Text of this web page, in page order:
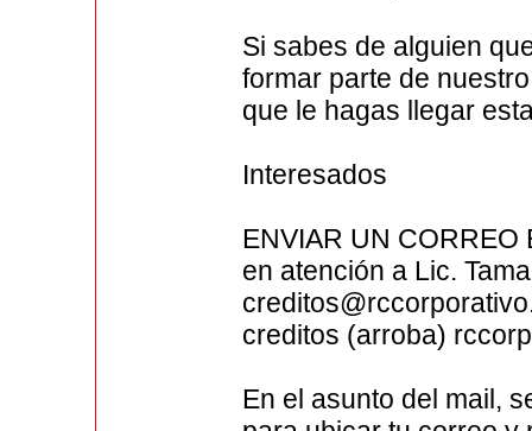
Si sabes de alguien
formar parte de
que le hagas llegar
Interesados
ENVIAR UN
en atención a Lic.
creditos (arroba)
En el asunto del mail,